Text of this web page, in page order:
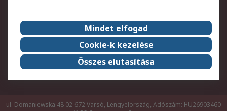
Képviseletek
Rólunk
Vállalatcsoport
Karrier
Díjak és elismerések
ESG globális célok
ul. Domaniewska 48 02-672 Varsó, Lengyelország, Adószám: HU26903460
Mindet elfogad
Cookie-k kezelése
Összes elutasítása